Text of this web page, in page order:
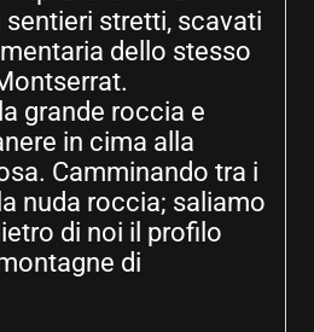
stretti, scavati
dello stesso
grande roccia e
in cima alla
Camminando tra i
nuda roccia; saliamo
di noi il profilo
di